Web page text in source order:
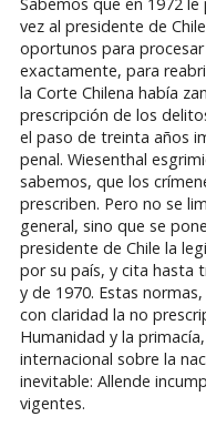
vez al presidente de
oportunos para
exactamente, para
la Corte Chilena había
prescripción de los
el paso de treinta años
penal. Wiesenthal
sabemos, que los
prescriben. Pero no se
general, sino que se
presidente de Chile la
por su país, y cita hasta
y de 1970. Estas
con claridad la no
Humanidad y la
internacional sobre la
inevitable: Allende
vigentes.